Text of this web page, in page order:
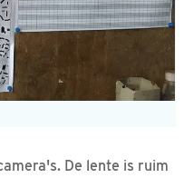
De lente is ruim